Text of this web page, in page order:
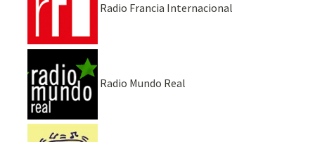
Radio Francia Internacional
Radio Mundo Real